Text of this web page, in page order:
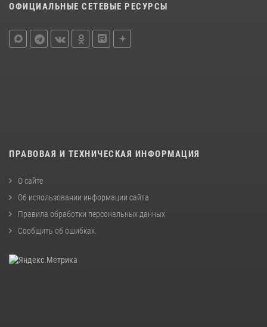
ОФИЦИАЛЬНЫЕ СЕТЕВЫЕ РЕСУРСЫ
ПРАВОВАЯ И ТЕХНИЧЕСКАЯ ИНФОРМАЦИЯ
О сайте
Об использовании информации сайта
Правила обработки персональных данных
Сообщить об ошибках